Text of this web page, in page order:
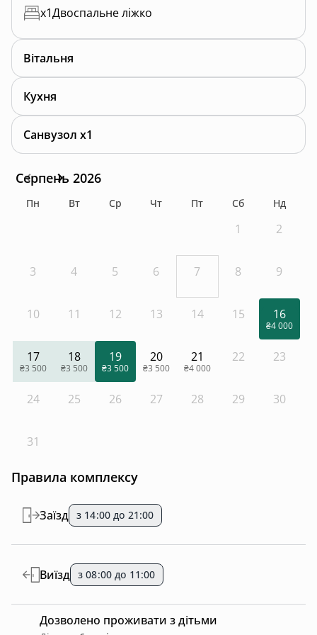
x1Двоспальне ліжко
Вітальня
Кухня
Санвузол x1
Серпень 2026
Пн Вт Ср Чт Пт Сб Нд
1 2
3 4 5 6 7 8 9
10 11 12 13 14 15 16
₴4 000
17
₴3 500
18
₴3 500
19
₴3 500
20
₴3 500
21
₴4 000
22 23
24 25 26 27 28 29 30
31
Правила комплексу
Заїзд з 14:00 до 21:00
Виїзд з 08:00 до 11:00
Дозволено проживати з дітьми